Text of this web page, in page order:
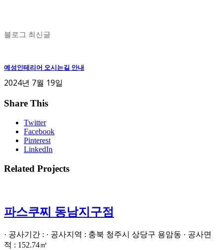
블로그 최신글
예성인테리어 오시는길 안내
2024년 7월 19일
Share This
Twitter
Facebook
Pinterest
LinkedIn
Related Projects
파스쿠찌 동남지구점
· 공사기간 : · 공사지역 : 충북 청주시 상당구 용암동 · 공사면
적 : 152.74㎡